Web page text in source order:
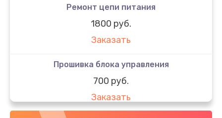
Ремонт цепи питания
1800 руб.
Заказать
Прошивка блока управления
700 руб.
Заказать